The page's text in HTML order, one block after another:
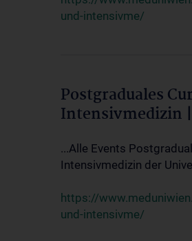
und-intensivme/
Postgraduales
Intensivmedizin
...Alle Events
Intensivmedizin der
https://
und-intensivme/